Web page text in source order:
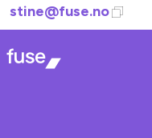
stine@fuse.no